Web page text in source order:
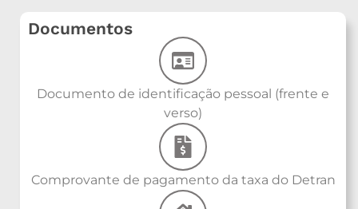
Documentos
Documento de identificação pessoal (frente e
verso)
Comprovante de pagamento da taxa do Detran